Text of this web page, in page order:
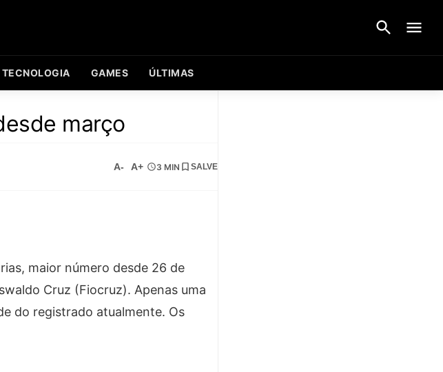
TECNOLOGIA GAMES ÚLTIMAS
março
A- A+ 3 MIN SALVE
maior número desde 26 de
Cruz (Fiocruz). Apenas uma
do registrado atualmente. Os